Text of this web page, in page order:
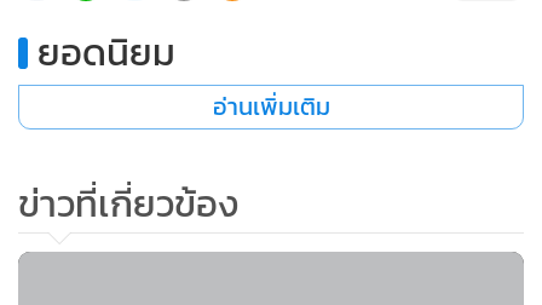
ยอดนิยม
อ่านเพิ่มเติม
ข่าวที่เกี่ยวข้อง